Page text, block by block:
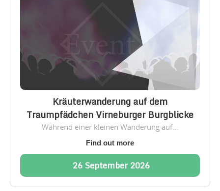
Kräuterwanderung auf dem
Traumpfädchen Virneburger Burgblicke
Während einer kleinen Wanderung auf...
Find out more
26 September 2026